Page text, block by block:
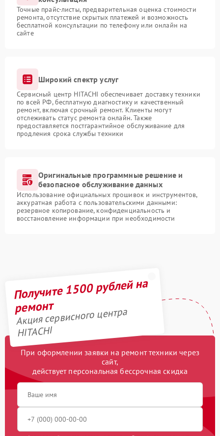
Точные прайс-листы, предварительная оценка стоимости
ремонта, отсутствие скрытых платежей и возможность
бесплатной консультации по телефону или онлайн на
сайте
Широкий спектр услуг
Сервисный центр HITACHI обеспечивает доставку техники
по всей РФ, бесплатную диагностику и качественный
ремонт, включая срочный ремонт. Клиенты могут
отслеживать статус ремонта онлайн. Также
предоставляется постгарантийное обслуживание для
продления срока службы техники
Оригинальные программные решение и
безопасное обслуживание данных
Использование официальных прошивок и инструментов,
аккуратная работа с пользовательскими данными:
резервное копирование, конфиденциальность и
восстановление информации при необходимости
Получите 1500 рублей на
ремонт
Акция сервисного центра
HITACHI
При оформлении заявки на ремонт техники через
сайт,
действует персональная бессрочная скидка